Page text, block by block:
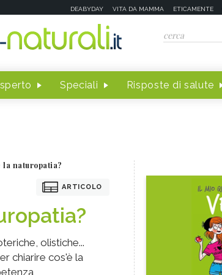
DEABYDAY VITA DA MAMMA ETICAMENTE
Speciali Risposte di salute
la naturopatia?
ARTICOLO
olistiche...
chiarire cos'è la